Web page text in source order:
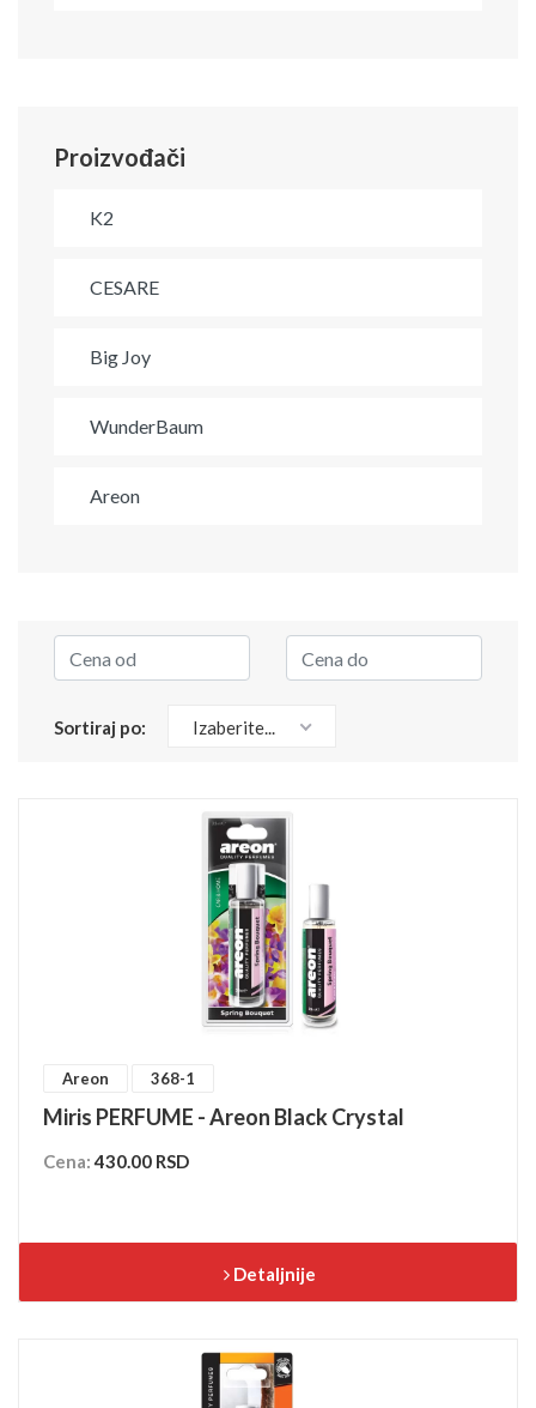
Proizvođači
K2
CESARE
Big Joy
WunderBaum
Areon
Sortiraj po: Izaberite...
Areon 368-1
Miris PERFUME - Areon Black Crystal
Cena:430.00 RSD
Detaljnije